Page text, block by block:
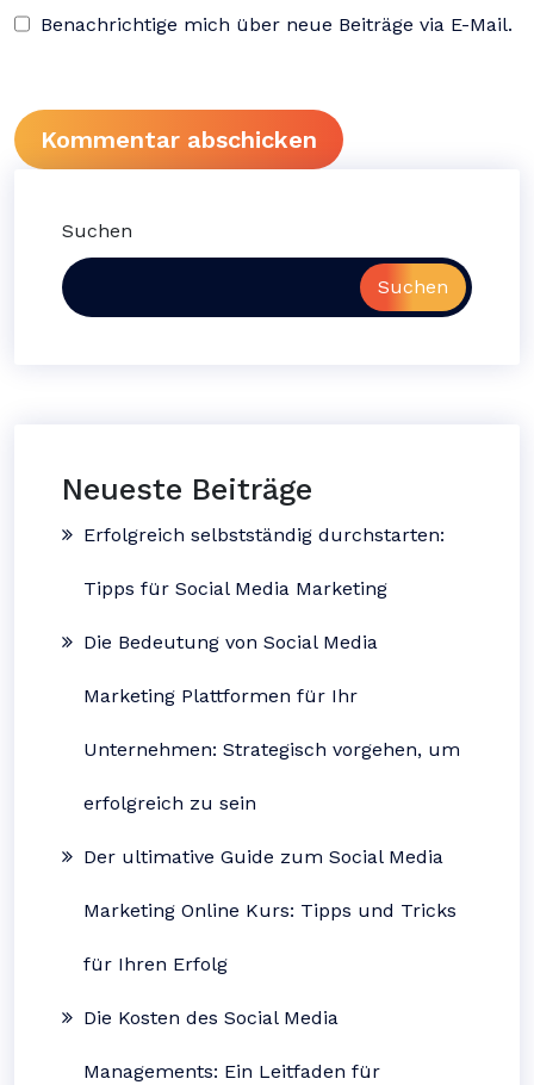
Benachrichtige mich über neue Beiträge via E-Mail.
Suchen
Suchen
Neueste Beiträge
Erfolgreich selbstständig durchstarten:
Tipps für Social Media Marketing
Die Bedeutung von Social Media
Marketing Plattformen für Ihr
Unternehmen: Strategisch vorgehen, um
erfolgreich zu sein
Der ultimative Guide zum Social Media
Marketing Online Kurs: Tipps und Tricks
für Ihren Erfolg
Die Kosten des Social Media
Managements: Ein Leitfaden für